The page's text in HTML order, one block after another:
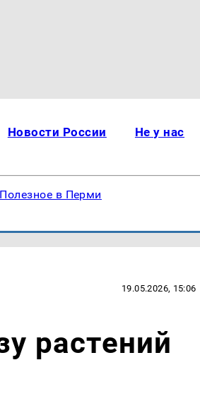
Новости России Не у нас
Полезное в Перми
19.05.2026, 15:06
растений